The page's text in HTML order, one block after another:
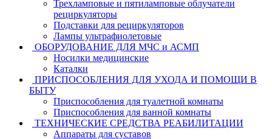
Трехламповые и пятиламповые облучатели
рециркуляторы
Подставки для рециркуляторов
Лампы ультрафиолетовые
ОБОРУДОВАНИЕ ДЛЯ МЧС и АСМП
Носилки медицинские
Каталки
ПРИСПОСОБЛЕНИЯ ДЛЯ УХОДА И ПОМОЩИ В
БЫТУ
Приспособления для туалетной комнаты
Приспособления для ванной комнаты
ТЕХНИЧЕСКИЕ СРЕДСТВА РЕАБИЛИТАЦИИ
Аппараты для суставов